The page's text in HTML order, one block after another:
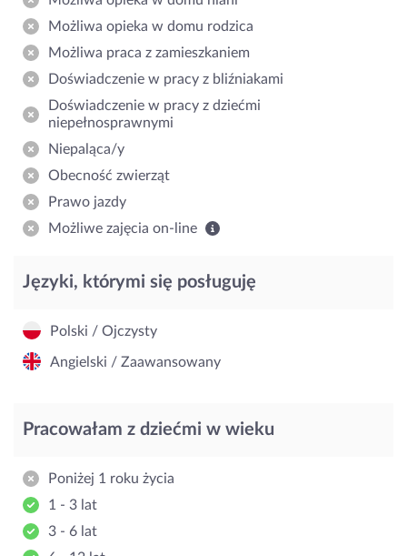
Możliwa opieka w domu rodzica
Możliwa praca z zamieszkaniem
Doświadczenie w pracy z bliźniakami
Doświadczenie w pracy z dziećmi
niepełnosprawnymi
Niepaląca/y
Obecność zwierząt
Prawo jazdy
Możliwe zajęcia on-line
Języki, którymi się posługuję
Polski / Ojczysty
Angielski / Zaawansowany
Pracowałam z dziećmi w wieku
Poniżej 1 roku życia
1 - 3 lat
3 - 6 lat